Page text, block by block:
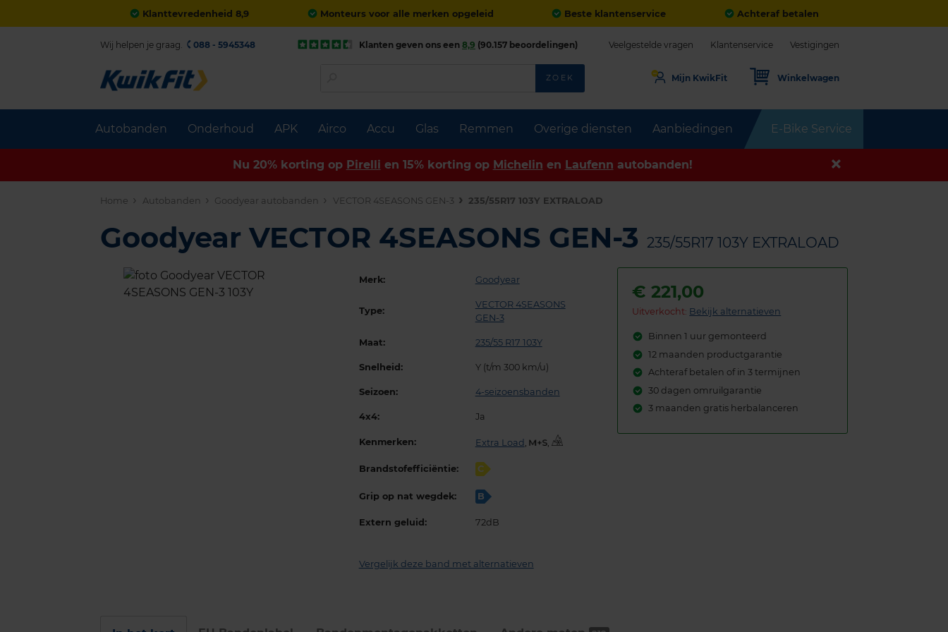
Klanttevredenheid 8,9 Monteurs voor alle merken opgeleid Beste klantenservice Achteraf betalen
Autobanden Onderhoud APK Airco Accu Glas Remmen Overige diensten Aanbiedingen E-Bike Service
Wij helpen je graag. 088 - 5945348 Klanten geven ons een 8,9 (90.157 beoordelingen) Veelgestelde vragen Klantenservice Vestigingen
ZOEK Mijn KwikFit Winkelwagen
Nu 20% korting op Pirelli en 15% korting op Michelin en Laufenn autobanden!
Home Autobanden Goodyear autobanden VECTOR 4SEASONS GEN-3 235/55R17 103Y EXTRALOAD
Goodyear VECTOR 4SEASONS GEN-3 235/55R17 103Y EXTRALOAD
Merk: Goodyear
Type:
VECTOR 4SEASONS
GEN-3
Maat: 235/55 R17 103Y
Snelheid: Y (t/m 300 km/u)
Seizoen: 4-seizoensbanden
4x4: Ja
Kenmerken: Extra Load , ,
Brandstofefficiëntie: C
Grip op nat wegdek: B
Extern geluid: 72dB
Vergelijk deze band met alternatieven
€221,00
Uitverkocht: Bekijk alternatieven
Binnen 1 uur gemonteerd
12 maanden productgarantie
Achteraf betalen of in 3 termijnen
30 dagen omruilgarantie
3 maanden gratis herbalanceren